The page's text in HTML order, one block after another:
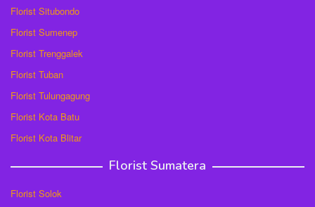
Florist Situbondo
Florist Sumenep
Florist Trenggalek
Florist Tuban
Florist Tulungagung
Florist Kota Batu
Florist Kota Blitar
Florist Sumatera
Florist Solok